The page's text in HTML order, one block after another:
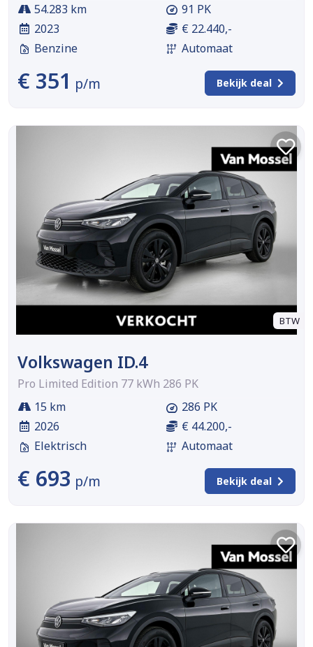
54.283 km
2023
Benzine
91 PK
€ 22.440,-
Automaat
€ 351 p/m Bekijk deal
BTW
Volkswagen ID.4
Pro Limited Edition 77 kWh 286 PK
15 km
2026
Elektrisch
286 PK
€ 44.200,-
Automaat
€ 693 p/m Bekijk deal